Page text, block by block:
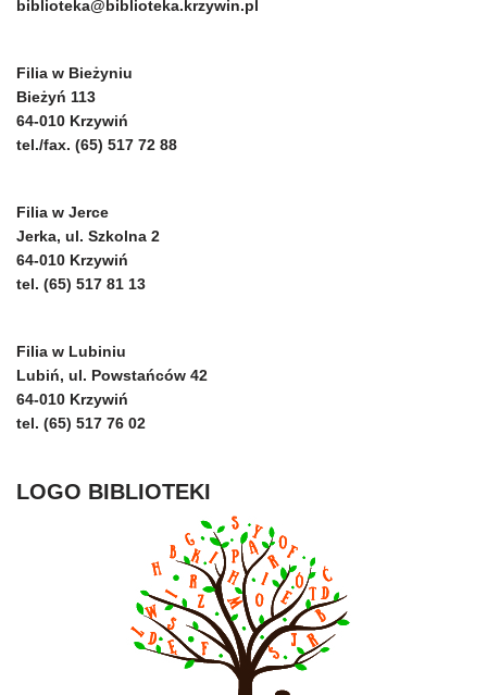
biblioteka@biblioteka.krzywin.pl
Filia w Bieżyniu
Bieżyń 113
64-010 Krzywiń
tel./fax. (65) 517 72 88
Filia w Jerce
Jerka, ul. Szkolna 2
64-010 Krzywiń
tel. (65) 517 81 13
Filia w Lubiniu
Lubiń, ul. Powstańców 42
64-010 Krzywiń
tel. (65) 517 76 02
LOGO BIBLIOTEKI